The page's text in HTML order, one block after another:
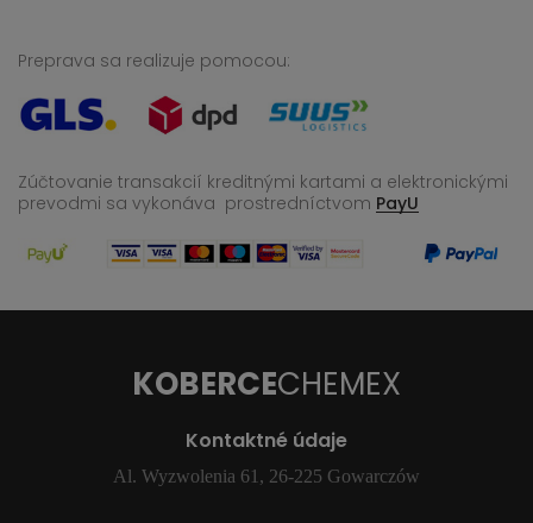
Preprava sa realizuje pomocou:
Zúčtovanie transakcií kreditnými kartami a elektronickými
prevodmi sa vykonáva prostredníctvom PayU
KOBERCECHEMEX
Kontaktné údaje
Al. Wyzwolenia 61, 26-225 Gowarczów